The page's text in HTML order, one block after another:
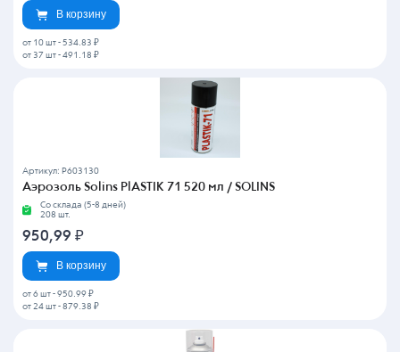
В корзину
от 10 шт - 534.83 ₽
от 37 шт - 491.18 ₽
Артикул: P603130
Аэрозоль Solins PlASTIK 71 520 мл / SOLINS
Со склада (5-8 дней)
208 шт.
950,99 ₽
В корзину
от 6 шт - 950.99 ₽
от 24 шт - 879.38 ₽